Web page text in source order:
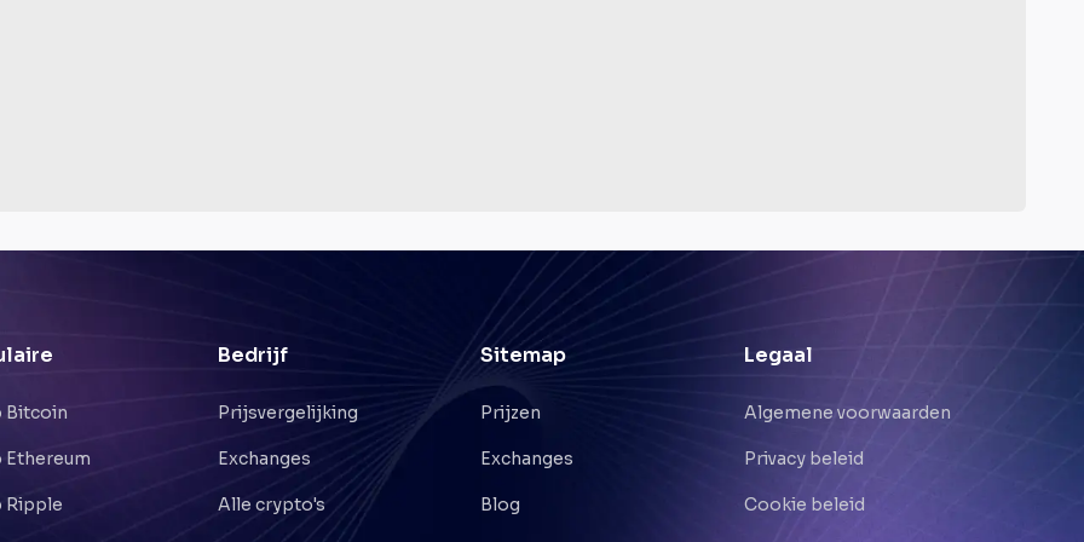
Bitcoin
Ethereum
Ripple
Bedrijf
Prijsvergelijking
Exchanges
Alle crypto's
Sitemap
Prijzen
Exchanges
Blog
Legaal
Algemene voorwaarden
Privacy beleid
Cookie beleid